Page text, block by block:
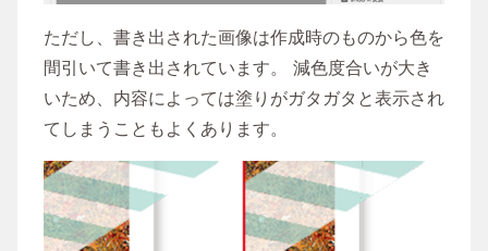
ただし、書き出された画像は作成時のものから色を
間引いて書き出されています。 減色度合いが大き
いため、内容によっては塗りがガタガタと表示され
てしまうこともよくあります。